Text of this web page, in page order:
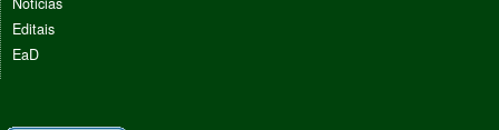
Editais
EaD